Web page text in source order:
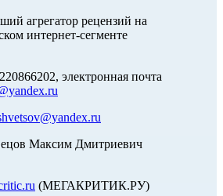
агрегатор рецензий на
интернет-сегменте
электронная почта
Максим Дмитриевич
(МЕГАКРИТИК.РУ)